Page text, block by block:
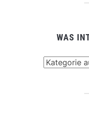
WAS